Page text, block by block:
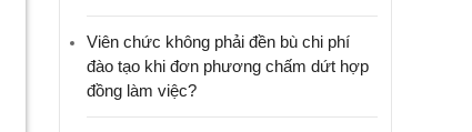
Viên chức không phải đền bù chi phí
đào tạo khi đơn phương chấm dứt hợp
đồng làm việc?